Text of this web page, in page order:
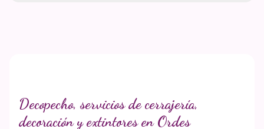
Decopecho, servicios de cerrajería,
decoración y extintores en Ordes